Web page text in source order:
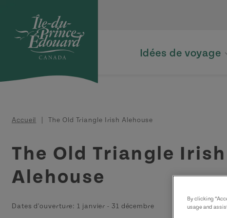
Idées de voyage
Fil d'Ariane
Accueil The Old Triangle Irish Alehouse
The Old Triangle Irish
Alehouse
Dates d'ouverture:1 janvier - 31 décembre
By clicking
usage and